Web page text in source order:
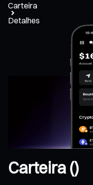
Carteira
Detalhes
Carteira ()